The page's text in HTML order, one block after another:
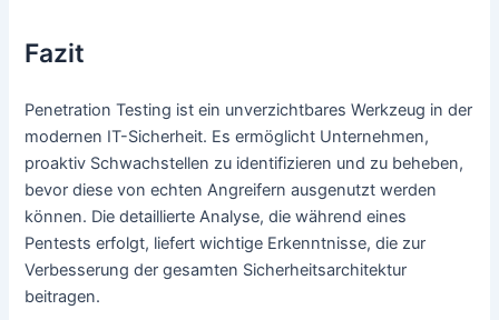
Fazit
Penetration Testing ist ein unverzichtbares Werkzeug in der
modernen IT-Sicherheit. Es ermöglicht Unternehmen,
proaktiv Schwachstellen zu identifizieren und zu beheben,
bevor diese von echten Angreifern ausgenutzt werden
können. Die detaillierte Analyse, die während eines
Pentests erfolgt, liefert wichtige Erkenntnisse, die zur
Verbesserung der gesamten Sicherheitsarchitektur
beitragen.